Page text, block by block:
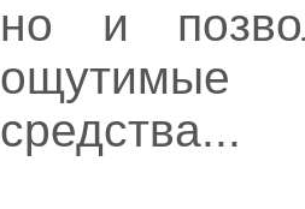
но и
средства...